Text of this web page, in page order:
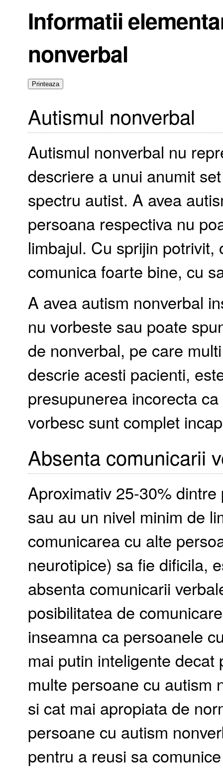
Informatii
nonverbal
Autismul nonverbal
Autismul nonverbal nu
descriere a unui anumit
spectru autist. A avea
persoana respectiva nu
limbajul. Cu sprijin
comunica foarte bine, cu
A avea autism nonverbal
nu vorbeste sau poate
de nonverbal, pe care
descrie acesti pacienti,
presupunerea incorecta
vorbesc sunt complet
Absenta comunicarii
Aproximativ 25-30%
sau au un nivel minim de
comunicarea cu alte
neurotipice) sa fie dificila,
absenta comunicarii
posibilitatea de
inseamna ca persoanele
mai putin inteligente
multe persoane cu autism
si cat mai apropiata de
persoane cu autism
pentru a reusi sa